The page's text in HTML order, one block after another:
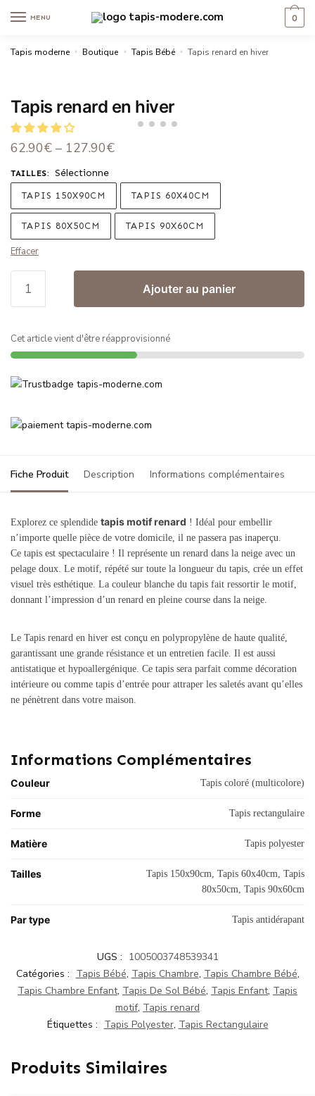
MENU 0
Tapis moderne » Boutique » Tapis Bébé » Tapis renard en hiver
Tapis renard en hiver
62.90€ – 127.90€
TAILLES: Sélectionne
TAPIS 150X90CM TAPIS 60X40CM
TAPIS 80X50CM TAPIS 90X60CM
Effacer
Ajouter au panier
Cet article vient d'être réapprovisionné
Fiche Produit Description Informations complémentaires
Explorez ce splendide tapis motif renard ! Idéal pour embellir
n’importe quelle pièce de votre domicile, il ne passera pas inaperçu.
Ce tapis est spectaculaire ! Il représente un renard dans la neige avec un
pelage doux. Le motif, répété sur toute la longueur du tapis, crée un effet
visuel très esthétique. La couleur blanche du tapis fait ressortir le motif,
donnant l’impression d’un renard en pleine course dans la neige.
Le Tapis renard en hiver est conçu en polypropylène de haute qualité,
garantissant une grande résistance et un entretien facile. Il est aussi
antistatique et hypoallergénique. Ce tapis sera parfait comme décoration
intérieure ou comme tapis d’entrée pour attraper les saletés avant qu’elles
ne pénètrent dans votre maison.
Informations Complémentaires
Couleur Tapis coloré (multicolore)
Forme Tapis rectangulaire
Matière Tapis polyester
Tailles
Tapis 150x90cm, Tapis 60x40cm, Tapis
80x50cm, Tapis 90x60cm
Par type Tapis antidérapant
UGS : 1005003748539341
Catégories : Tapis Bébé, Tapis Chambre, Tapis Chambre Bébé,
Tapis Chambre Enfant, Tapis De Sol Bébé, Tapis Enfant, Tapis
motif, Tapis renard
Étiquettes : Tapis Polyester, Tapis Rectangulaire
Produits Similaires